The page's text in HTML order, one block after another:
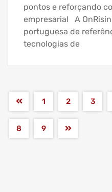
pontos e reforçando
empresarial A
portuguesa de
tecnologias de
1 2 3
8 9